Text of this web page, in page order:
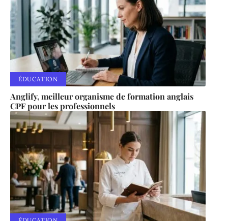
ÉDUCATION
Anglify, meilleur organisme de formation anglais
CPF pour les professionnels